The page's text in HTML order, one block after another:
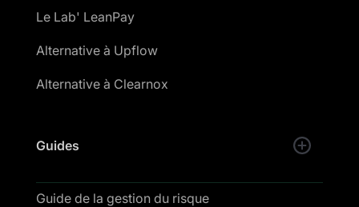
Le Lab' LeanPay
Alternative à Upflow
Alternative à Clearnox
Guides
Guide de la gestion du risque